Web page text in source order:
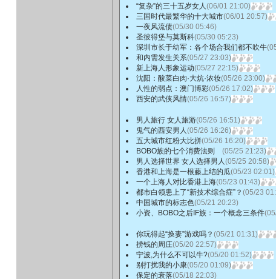
“复杂”的三十五岁女人(06/01 21:00)
三国时代最繁华的十大城市(06/01 20:57)
一夜风流债(05/30 05:46)
圣彼得堡与莫斯科(05/30 05:23)
深圳市长于幼军：各个场合我们都不吹牛
和内需发生关系(05/27 23:03)
新上海人形象运动(05/27 22:15)
沈阳：酸菜白肉·大炕·浓妆(05/26 23:00)
人性的弱点：澳门博彩(05/26 17:02)
西安的武侠风情(05/26 16:57)
男人旅行 女人旅游(05/26 16:51)
鬼气的西安男人(05/26 16:26)
五大城市红粉大比拼(05/26 16:20)
BOBO族的七个消费法则 (05/25 21:23)
男人选择世界 女人选择男人(05/25 20:58)
香港和上海是一根藤上结的瓜(05/23 02:01)
一个上海人对比香港上海(05/23 01:43)
都市白领患上了“新技术综合症”？ (05/23
中国城市的标志色(05/21 20:23)
小资、BOBO之后IF族：一个概念三条件
你玩得起“换妻”游戏吗？ (05/21 01:31)
捞钱的周庄(05/20 22:57)
宁波,为什么不可以牛?(05/20 01:52)
别打扰我的小康(05/20 01:09)
保定的衰落(05/18 22:03)